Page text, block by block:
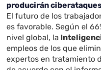
producirán
El futuro de los
es favorable. Según el
nivel global, la
empleos de los que
expertos en tratamiento